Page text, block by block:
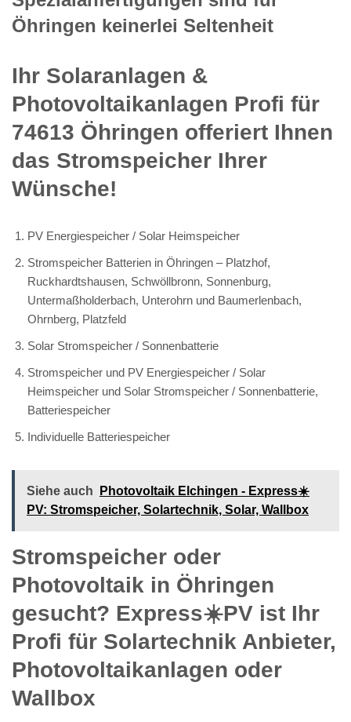
Öhringen keinerlei Seltenheit
Ihr Solaranlagen &
Photovoltaikanlagen Profi für
74613 Öhringen offeriert Ihnen
das Stromspeicher Ihrer
Wünsche!
PV Energiespeicher / Solar Heimspeicher
Stromspeicher Batterien in Öhringen – Platzhof,
Ruckhardtshausen, Schwöllbronn, Sonnenburg,
Untermaßholderbach, Unterohrn und Baumerlenbach,
Ohrnberg, Platzfeld
Solar Stromspeicher / Sonnenbatterie
Stromspeicher und PV Energiespeicher / Solar
Heimspeicher und Solar Stromspeicher / Sonnenbatterie,
Batteriespeicher
Individuelle Batteriespeicher
Siehe auch
Photovoltaik Elchingen - Express☀️
PV️: Stromspeicher, Solartechnik, Solar, Wallbox
Stromspeicher oder
Photovoltaik in Öhringen
gesucht? Express☀️PV️ ist Ihr
Profi für Solartechnik Anbieter,
Photovoltaikanlagen oder
Wallbox